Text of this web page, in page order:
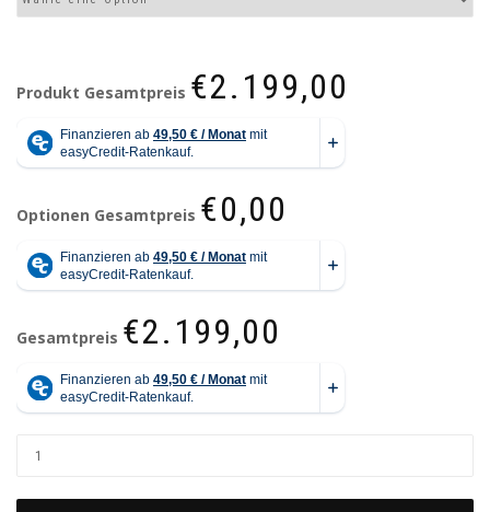
Produkt Gesamtpreis €2.199,00
Optionen Gesamtpreis €0,00
Gesamtpreis €2.199,00